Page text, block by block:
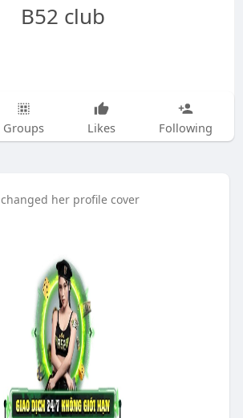
B52 club
Groups Likes Following
changed her profile cover